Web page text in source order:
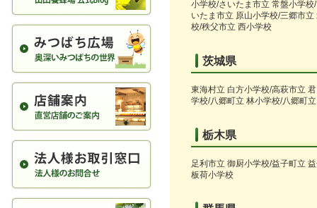
小学校/さいたま市立 常盤小学
いたま市立 原山小学校/三郷市
校/秩父市立 西小学校
茨城県
東海村立 白方小学校/高萩市立
学校/八郷町立 林小学校/八郷町
栃木県
足利市立 御厨小学校/益子町立
板荷小学校